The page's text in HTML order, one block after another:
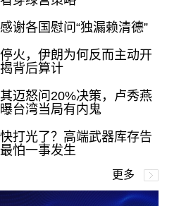
谢各国慰问“独漏赖清德”
火，伊朗为何反而主动开
背后算计
迈怒问20%决策，卢秀燕
台湾当局有内鬼
打光了？高端武器库存告
怕一事发生
更多